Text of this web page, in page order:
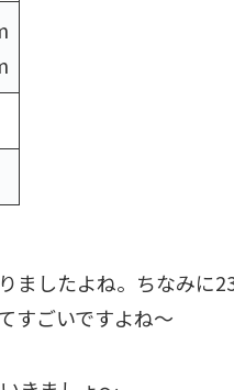
ましたよね。ちなみに
すごいですよね～